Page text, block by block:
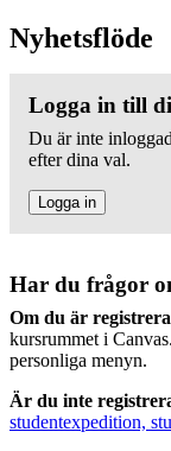
Nyhetsflöde
Logga in till
Du är inte
efter dina val.
Logga in
Har du frågor
Om du är
kursrummet i
personliga menyn.
Är du inte
studentexpedition,